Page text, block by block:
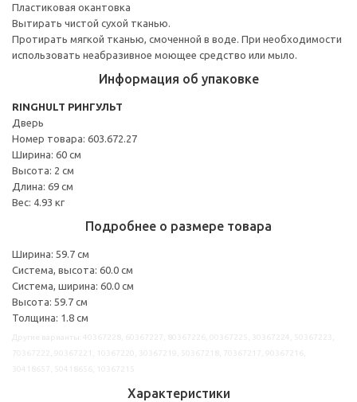
Пластиковая окантовка
Вытирать чистой сухой тканью.
Протирать мягкой тканью, смоченной в воде. При необходимости
использовать неабразивное моющее средство или мыло.
Информация об упаковке
RINGHULT РИНГУЛЬТ
Дверь
Номер товара: 603.672.27
Ширина: 60 см
Высота: 2 см
Длина: 69 см
Вес: 4.93 кг
Подробнее о размере товара
Ширина: 59.7 см
Система, высота: 60.0 см
Система, ширина: 60.0 см
Высота: 59.7 см
Толщина: 1.8 см
Характеристики